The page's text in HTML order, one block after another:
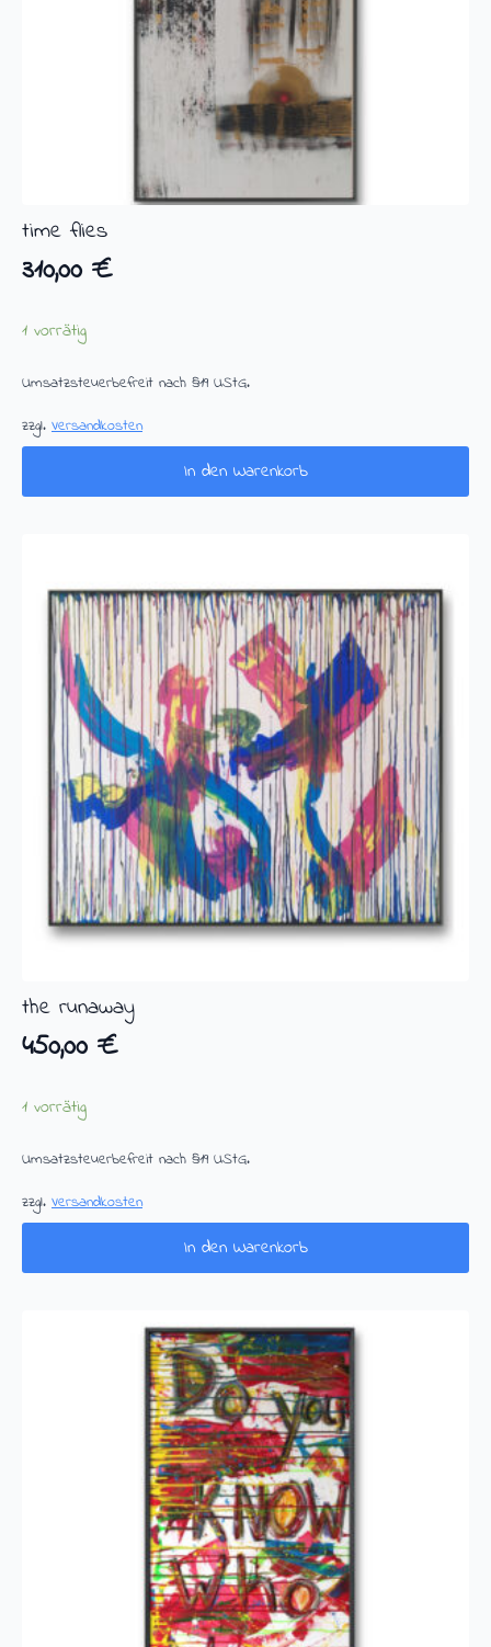
time flies
310,00 €
1 vorrätig
Umsatzsteuerbefreit nach §19 UStG.
zzgl. Versandkosten
In den Warenkorb
the runaway
450,00 €
1 vorrätig
Umsatzsteuerbefreit nach §19 UStG.
zzgl. Versandkosten
In den Warenkorb